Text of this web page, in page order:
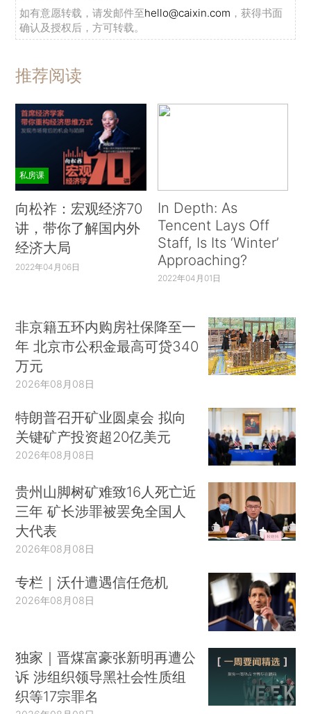
如有意愿转载，请发邮件至hello@caixin.com ，获得书面
确认及授权后，方可转载。
推荐阅读
私房课
向松祚：宏观经济70
讲，带你了解国内外
经济大局
2022年04月06日
In Depth: As
Tencent Lays Off
Staff, Is Its ‘Winter’
Approaching?
2022年04月01日
非京籍五环内购房社保降至一
年 北京市公积金最高可贷340
万元
2026年08月08日
特朗普召开矿业圆桌会 拟向
关键矿产投资超20亿美元
2026年08月08日
贵州山脚树矿难致16人死亡近
三年 矿长涉罪被罢免全国人
大代表
2026年08月08日
专栏｜沃什遭遇信任危机
2026年08月08日
独家｜晋煤富豪张新明再遭公
诉 涉组织领导黑社会性质组
织等17宗罪名